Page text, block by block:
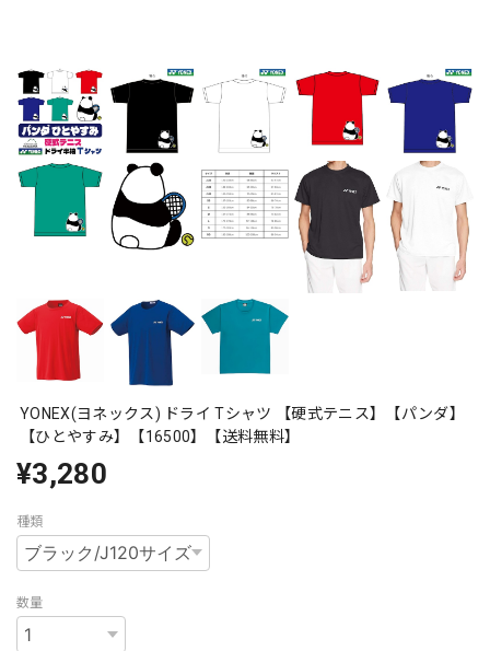
YONEX(ヨネックス) ドライ Tシャツ 【硬式テニス】【パンダ】
【ひとやすみ】【16500】【送料無料】
¥3,280
種類
数量